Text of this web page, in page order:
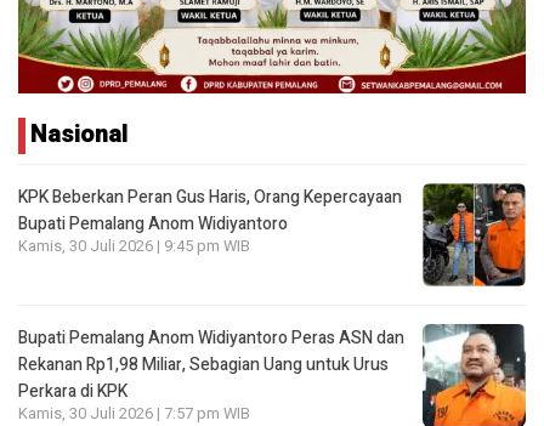
Nasional
KPK Beberkan Peran Gus Haris, Orang Kepercayaan
Bupati Pemalang Anom Widiyantoro
Kamis, 30 Juli 2026 | 9:45 pm WIB
Bupati Pemalang Anom Widiyantoro Peras ASN dan
Rekanan Rp1,98 Miliar, Sebagian Uang untuk Urus
Perkara di KPK
Kamis, 30 Juli 2026 | 7:57 pm WIB